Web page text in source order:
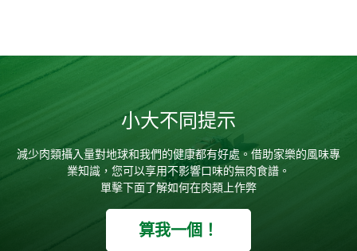
小大不同提示
減少肉類攝入量對地球和我們的健康都有好處。借助家樂的風味專
業知識，您可以享用不影響口味的無肉食譜。
單擊下面了解如何在肉類上作弊
算我一個！